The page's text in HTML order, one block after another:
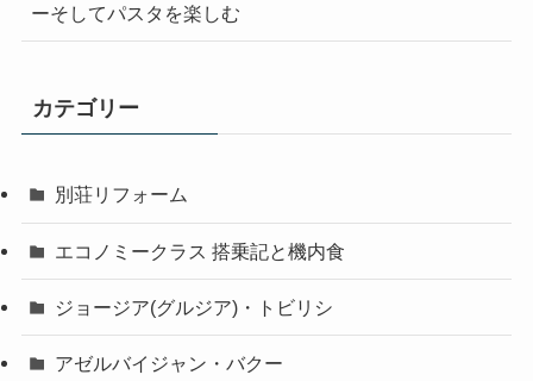
ーそしてパスタを楽しむ
カテゴリー
別荘リフォーム
エコノミークラス 搭乗記と機内食
ジョージア(グルジア)・トビリシ
アゼルバイジャン・バクー